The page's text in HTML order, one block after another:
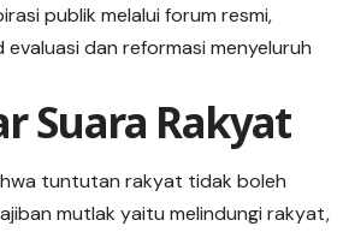
publik melalui forum resmi,
dan reformasi menyeluruh
Suara Rakyat
tuntutan rakyat tidak boleh
mutlak yaitu melindungi rakyat,